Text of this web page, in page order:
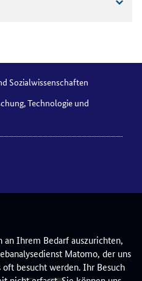
Ihrem Bedarf auszurichten,
Matomo, der uns
besucht werden. Ihr Besuch
Sozialwissenschaften
Technologie und